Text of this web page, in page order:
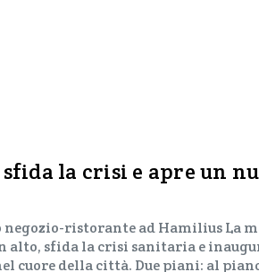
la crisi e apre un
negozio-ristorante ad Hamilius La
alto, sfida la crisi sanitaria e
cuore della città. Due piani: al